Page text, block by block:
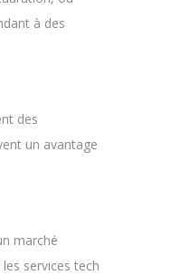
à des
des
un avantage
marché
services tech